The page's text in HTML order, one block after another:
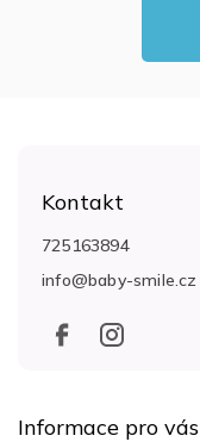
Kontakt
info@baby-smile.cz
725163894
Informace pro vás